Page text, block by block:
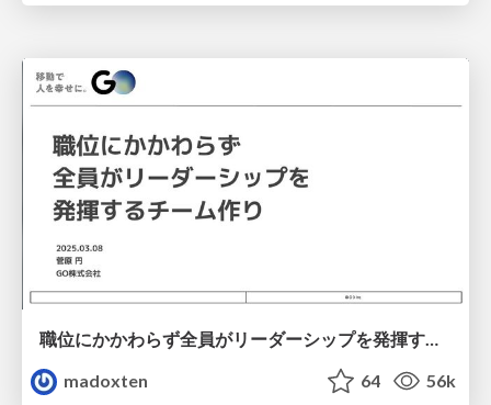
職位にかかわらず全員がリーダーシップを発揮するチーム作り / Building a team where everyone can demonstrate leadership regardless of position
madoxten
64 56k